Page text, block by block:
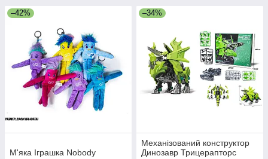
–42%
М'яка Іграшка Nobody
–34%
Механізований конструктор
Динозавр Трицерапторс